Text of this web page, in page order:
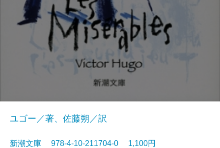
ユゴー／著、佐藤朔／訳
新潮文庫 978-4-10-211704-0 1,100円